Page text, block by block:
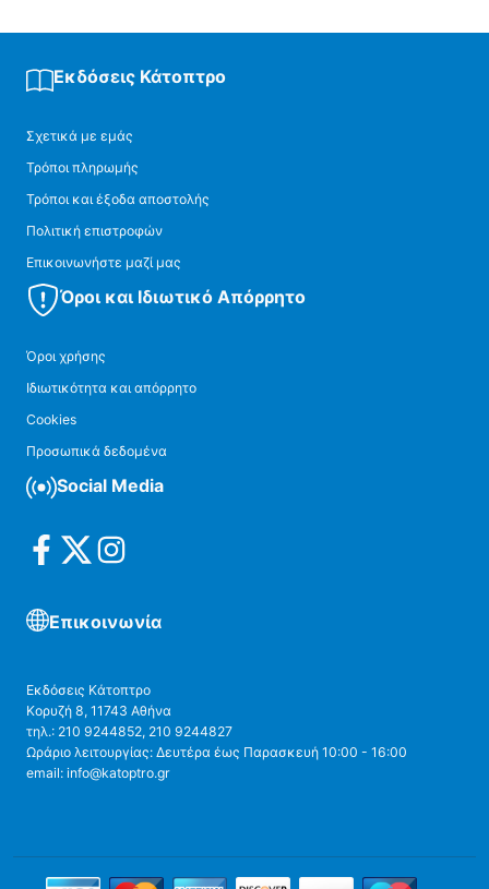
Εκδόσεις Κάτοπτρο
Σχετικά με εμάς
Τρόποι πληρωμής
Τρόποι και έξοδα αποστολής
Πολιτική επιστροφών
Επικοινωνήστε μαζί μας
Όροι και Ιδιωτικό Απόρρητο
Όροι χρήσης
Ιδιωτικότητα και απόρρητο
Cookies
Προσωπικά δεδομένα
Social Media
Επικοινωνία
Εκδόσεις Κάτοπτρο
Κορυζή 8, 11743 Αθήνα
τηλ.: 210 9244852, 210 9244827
Ωράριο λειτουργίας: Δευτέρα έως Παρασκευή 10:00 - 16:00
email: info@katoptro.gr